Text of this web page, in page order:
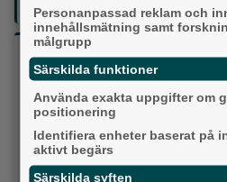
Lokalpressen, på webben, i
Vilket parti skulle du rösta
idag?
Socialdemokraterna
Moderaterna
Personanpassad reklam och
innehållsmätning samt
målgrupp
Särskilda funktioner
Använda exakta uppgifter om
positionering
Identifiera enheter baserat på
aktivt begärs
Särskilda syften